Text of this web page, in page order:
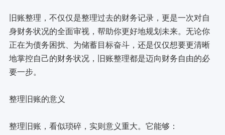
旧账整理，不仅仅是整理过去的财务记录，更是一次对自
身财务状况的全面审视，帮助你更好地规划未来。无论你
正在为债务困扰、为储蓄目标奋斗，还是仅仅想要更清晰
地掌控自己的财务状况，旧账整理都是迈向财务自由的必
要一步。
整理旧账的意义
整理旧账，看似琐碎，实则意义重大。它能够：